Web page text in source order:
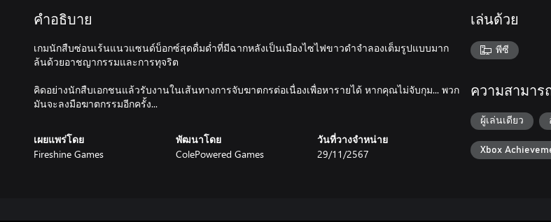
คำอธิบาย
เกมนักสืบซ่อนเร้นแนวแซนด์บ็อกซ์สุดดื่มด่ำที่มีฉากหลังเป็นเมืองไซไฟขาวดำจำลองเต็มรูปแบบมาก
ล้นด้วยอาชญากรรมและการทุจริต
คิดอย่างนักสืบเอกชนแล้วรับงานในเส้นทางการจับฆาตกรต่อเนื่องเพื่อหารายได้ หากคุณไม่จับกุม... พวก
เผยแพร่โดย
Fireshine Games
พัฒนาโดย
ColePowered Games
วันที่วางจำหน่าย
29/11/2567
เล่นด้วย
พีซี
ความสามาร
ผู้เล่นเดียว
Xbox